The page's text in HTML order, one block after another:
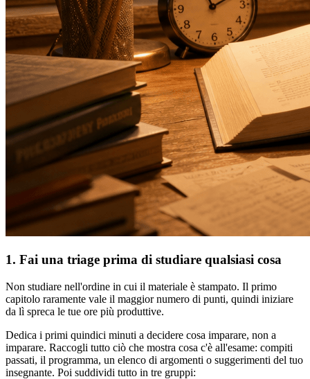
1. Fai una triage prima di studiare qualsiasi cosa
Non studiare nell'ordine in cui il materiale è stampato. Il primo
capitolo raramente vale il maggior numero di punti, quindi iniziare
da lì spreca le tue ore più produttive.
Dedica i primi quindici minuti a decidere cosa imparare, non a
imparare. Raccogli tutto ciò che mostra cosa c'è all'esame: compiti
passati, il programma, un elenco di argomenti o suggerimenti del tuo
insegnante. Poi suddividi tutto in tre gruppi: